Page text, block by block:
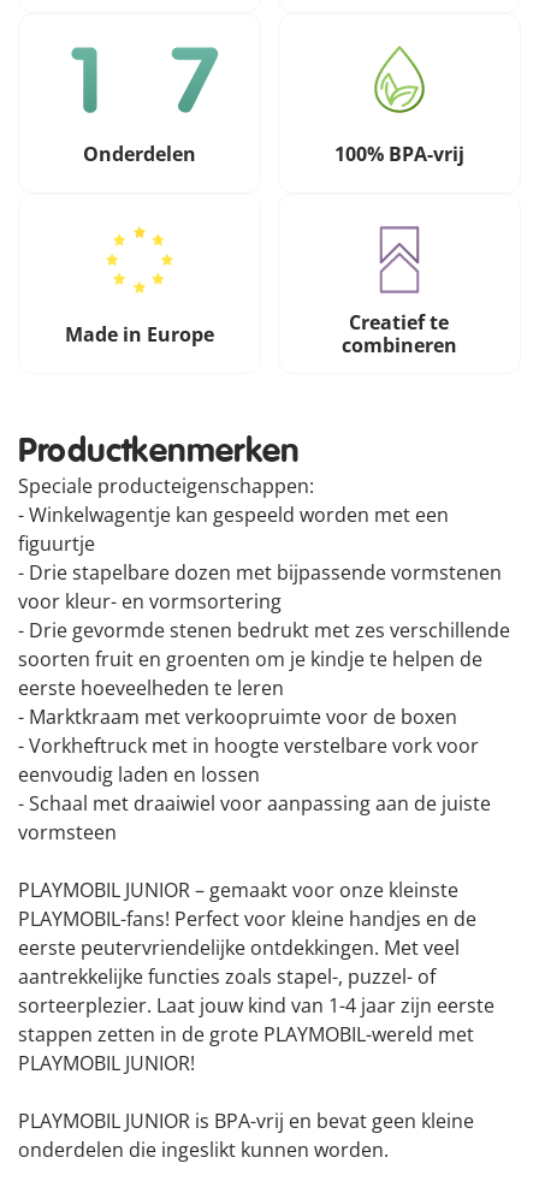
Onderdelen 100% BPA-vrij
Made in Europe
Creatief te
combineren
Productkenmerken
Speciale producteigenschappen:
- Winkelwagentje kan gespeeld worden met een
figuurtje
- Drie stapelbare dozen met bijpassende vormstenen
voor kleur- en vormsortering
- Drie gevormde stenen bedrukt met zes verschillende
soorten fruit en groenten om je kindje te helpen de
eerste hoeveelheden te leren
- Marktkraam met verkoopruimte voor de boxen
- Vorkheftruck met in hoogte verstelbare vork voor
eenvoudig laden en lossen
- Schaal met draaiwiel voor aanpassing aan de juiste
vormsteen
PLAYMOBIL JUNIOR – gemaakt voor onze kleinste
PLAYMOBIL-fans! Perfect voor kleine handjes en de
eerste peutervriendelijke ontdekkingen. Met veel
aantrekkelijke functies zoals stapel-, puzzel- of
sorteerplezier. Laat jouw kind van 1-4 jaar zijn eerste
stappen zetten in de grote PLAYMOBIL-wereld met
PLAYMOBIL JUNIOR!
PLAYMOBIL JUNIOR is BPA-vrij en bevat geen kleine
onderdelen die ingeslikt kunnen worden.